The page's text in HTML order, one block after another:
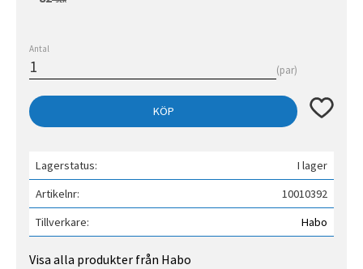
Antal
par
KÖP Lägg till
Lagerstatus
I lager
Artikelnr
10010392
Tillverkare
Habo
Visa alla produkter från Habo